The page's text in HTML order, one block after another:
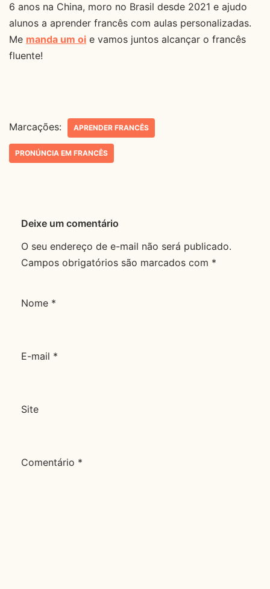
6 anos na China, moro no Brasil desde 2021 e ajudo
alunos a aprender francês com aulas personalizadas.
Me manda um oi e vamos juntos alcançar o francês
fluente!
Marcações: APRENDER FRANCÊS
PRONÚNCIA EM FRANCÊS
Deixe um comentário
O seu endereço de e-mail não será publicado.
Campos obrigatórios são marcados com *
Nome *
E-mail *
Site
Comentário *